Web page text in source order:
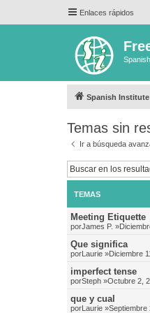
Enlaces rápidos
Spanish
Temas sin
Ir a búsqueda
TEMAS
Meeting Etiquette
porJames P.
Que significa
porLaurie »Diciembre
imperfect tense
porSteph »Octubre 2,
que y cual
porLaurie »Septiembre